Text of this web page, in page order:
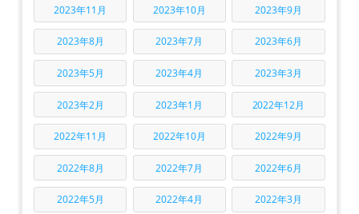
2023年11月 2023年10月 2023年9月
2023年8月 2023年7月 2023年6月
2023年5月 2023年4月 2023年3月
2023年2月 2023年1月 2022年12月
2022年11月 2022年10月 2022年9月
2022年8月 2022年7月 2022年6月
2022年5月 2022年4月 2022年3月